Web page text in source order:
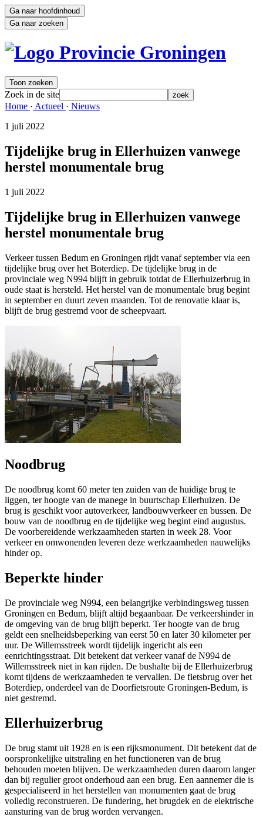
Ga naar hoofdinhoud
Ga naar zoeken
Toon zoeken
Zoek in de site zoek
Home · Actueel · Nieuws
1 juli 2022
Tijdelijke brug in Ellerhuizen vanwege
herstel monumentale brug
1 juli 2022
Tijdelijke brug in Ellerhuizen vanwege
herstel monumentale brug
Verkeer tussen Bedum en Groningen rijdt vanaf september via een
tijdelijke brug over het Boterdiep. De tijdelijke brug in de
provinciale weg N994 blijft in gebruik totdat de Ellerhuizerbrug in
oude staat is hersteld. Het herstel van de monumentale brug begint
in september en duurt zeven maanden. Tot de renovatie klaar is,
blijft de brug gestremd voor de scheepvaart.
Noodbrug
De noodbrug komt 60 meter ten zuiden van de huidige brug te
liggen, ter hoogte van de manege in buurtschap Ellerhuizen. De
brug is geschikt voor autoverkeer, landbouwverkeer en bussen. De
bouw van de noodbrug en de tijdelijke weg begint eind augustus.
De voorbereidende werkzaamheden starten in week 28. Voor
verkeer en omwonenden leveren deze werkzaamheden nauwelijks
hinder op.
Beperkte hinder
De provinciale weg N994, een belangrijke verbindingsweg tussen
Groningen en Bedum, blijft altijd begaanbaar. De verkeershinder in
de omgeving van de brug blijft beperkt. Ter hoogte van de brug
geldt een snelheidsbeperking van eerst 50 en later 30 kilometer per
uur. De Willemsstreek wordt tijdelijk ingericht als een
eenrichtingsstraat. Dit betekent dat verkeer vanaf de N994 de
Willemsstreek niet in kan rijden. De bushalte bij de Ellerhuizerbrug
komt tijdens de werkzaamheden te vervallen. De fietsbrug over het
Boterdiep, onderdeel van de Doorfietsroute Groningen-Bedum, is
niet gestremd.
Ellerhuizerbrug
De brug stamt uit 1928 en is een rijksmonument. Dit betekent dat de
oorspronkelijke uitstraling en het functioneren van de brug
behouden moeten blijven. De werkzaamheden duren daarom langer
dan bij regulier groot onderhoud aan een brug. Een aannemer die is
gespecialiseerd in het herstellen van monumenten gaat de brug
volledig reconstrueren. De fundering, het brugdek en de elektrische
aansturing van de brug worden vervangen.